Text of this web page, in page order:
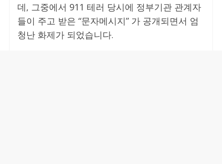
데, 그중에서 911 테러 당시에 정부기관 관계자
들이 주고 받은 “문자메시지” 가 공개되면서 엄
청난 화제가 되었습니다.